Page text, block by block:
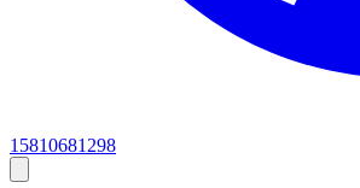
15810681298